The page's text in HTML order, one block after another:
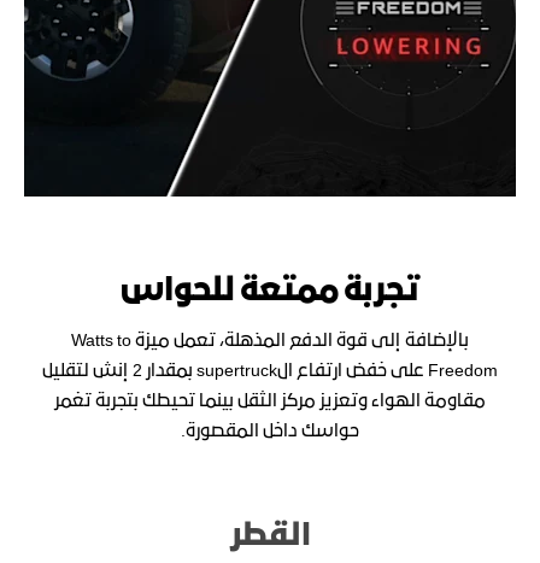
تجربة ممتعة للحواس
بالإضافة إلى قوة الدفع المذهلة، تعمل ميزة Watts to
Freedom على خفض ارتفاع الsupertruck بمقدار 2 إنش لتقليل
مقاومة الهواء وتعزيز مركز الثقل بينما تحيطك بتجربة تغمر
حواسك داخل المقصورة.
القطر